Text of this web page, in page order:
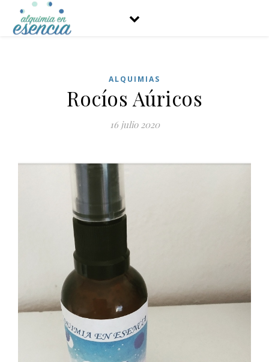
ALQUIMIAS
Rocíos Aúricos
16 julio 2020